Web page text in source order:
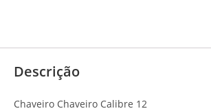
Descrição
Chaveiro Chaveiro Calibre 12